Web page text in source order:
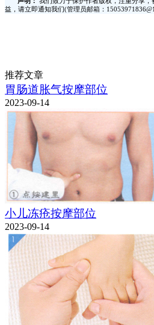
益，请立即通知我们(管理员邮箱：
推荐文章
胃肠道胀气按摩部位
2023-09-14
小儿冻疮按摩部位
2023-09-14